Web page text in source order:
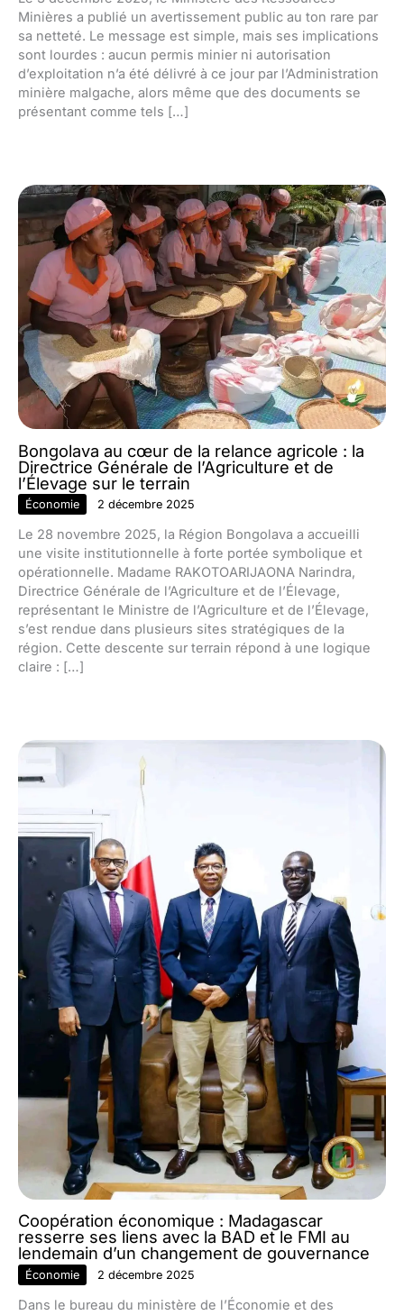
Minières a publié un avertissement public au ton rare par
sa netteté. Le message est simple, mais ses implications
sont lourdes : aucun permis minier ni autorisation
d’exploitation n’a été délivré à ce jour par l’Administration
minière malgache, alors même que des documents se
présentant comme tels […]
Bongolava au cœur de la relance agricole : la
Directrice Générale de l’Agriculture et de
l’Élevage sur le terrain
Économie 2 décembre 2025
Le 28 novembre 2025, la Région Bongolava a accueilli
une visite institutionnelle à forte portée symbolique et
opérationnelle. Madame RAKOTOARIJAONA Narindra,
Directrice Générale de l’Agriculture et de l’Élevage,
représentant le Ministre de l’Agriculture et de l’Élevage,
s’est rendue dans plusieurs sites stratégiques de la
région. Cette descente sur terrain répond à une logique
claire : […]
Coopération économique : Madagascar
resserre ses liens avec la BAD et le FMI au
lendemain d’un changement de gouvernance
Économie 2 décembre 2025
Dans le bureau du ministère de l’Économie et des